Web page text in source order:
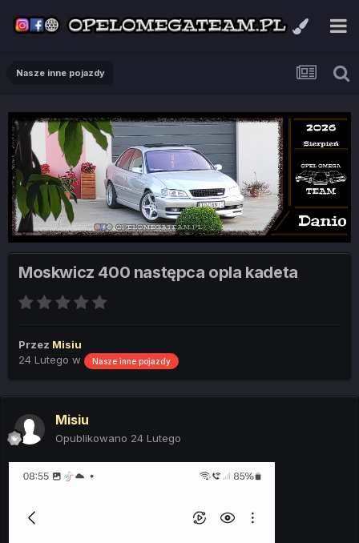
Nasze inne pojazdy
Moskwicz 400 następca opla kadeta
Przez Misiu
24 Lutego w Nasze inne pojazdy
Misiu
Opublikowano 24 Lutego